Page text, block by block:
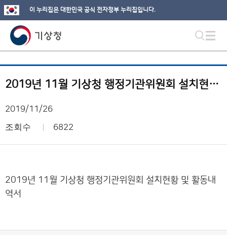
이 누리집은 대한민국 공식 전자정부 누리집입니다.
2019년 11월 기상청 행정기관위원회 설치현황 및 활동내역서
2019/11/26
조회수 6822
2019년 11월 기상청 행정기관위원회 설치현황 및 활동내
역서